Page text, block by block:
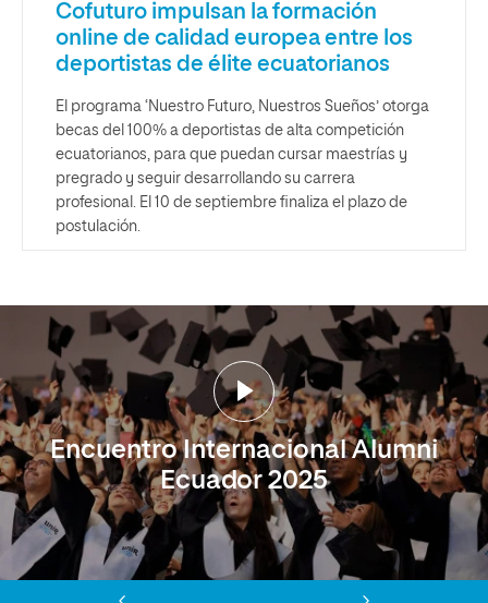
Cofuturo impulsan la formación
online de calidad europea entre los
deportistas de élite ecuatorianos
El programa ‘Nuestro Futuro, Nuestros Sueños’ otorga
becas del 100% a deportistas de alta competición
ecuatorianos, para que puedan cursar maestrías y
pregrado y seguir desarrollando su carrera
profesional. El 10 de septiembre finaliza el plazo de
postulación.
Encuentro Internacional Alumni
Ecuador 2025